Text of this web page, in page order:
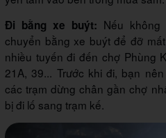
Đi bằng xe buýt: Nếu
chuyển bằng xe buýt để đỡ
nhiều tuyến đi đến chợ Phùng
21A, 39... Trước khi đi, bạn
các trạm dừng chân gần chợ
bị đi lố sang trạm kế.